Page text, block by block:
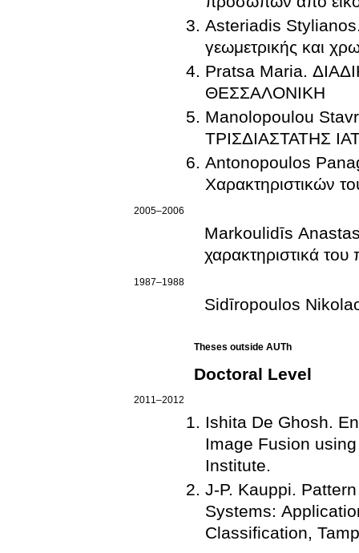
Asteriadis
γεωμετρικής και
Pratsa Maria.
ΘΕΣΣΑΛΟΝΙΚΗ
Manolopoulou
ΤΡΙΣΔΙΑΣΤΑΤΗΣ
Antonopoulos
Χαρακτηριστικών
2005–2006
Markoulidīs
χαρακτηριστικά
1987–1988
Sidīropoulos
Theses outside AUTh
Doctoral Level
2011–2012
Ishita De Ghosh.
Image Fusion
Institute.
J-P. Kauppi.
Systems: Applications in
Classification,